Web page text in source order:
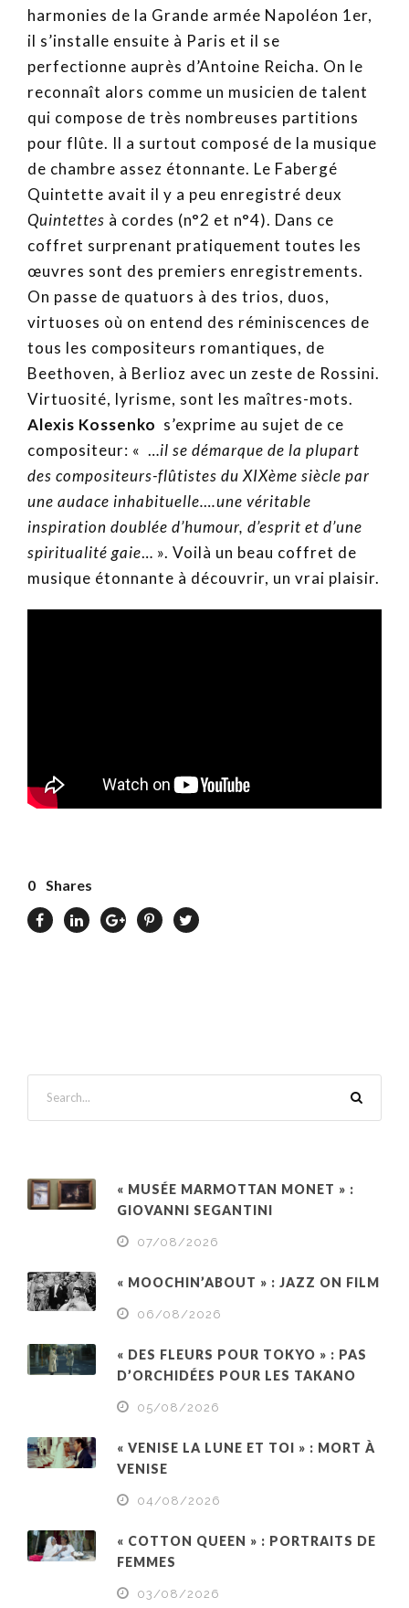
harmonies de la Grande armée Napoléon 1er,
il s’installe ensuite à Paris et il se
perfectionne auprès d’Antoine Reicha. On le
reconnaît alors comme un musicien de talent
qui compose de très nombreuses partitions
pour flûte. Il a surtout composé de la musique
de chambre assez étonnante. Le Fabergé
Quintette avait il y a peu enregistré deux
Quintettes à cordes (n°2 et n°4). Dans ce
coffret surprenant pratiquement toutes les
œuvres sont des premiers enregistrements.
On passe de quatuors à des trios, duos,
virtuoses où on entend des réminiscences de
tous les compositeurs romantiques, de
Beethoven, à Berlioz avec un zeste de Rossini.
Virtuosité, lyrisme, sont les maîtres-mots.
Alexis Kossenko s’exprime au sujet de ce
compositeur: « …il se démarque de la plupart
des compositeurs-flûtistes du XIXème siècle par
une audace inhabituelle….une véritable
inspiration doublée d’humour, d’esprit et d’une
spiritualité gaie… ». Voilà un beau coffret de
musique étonnante à découvrir, un vrai plaisir.
0 Shares
« MUSÉE MARMOTTAN MONET » :
GIOVANNI SEGANTINI
07/08/2026
« MOOCHIN’ABOUT » : JAZZ ON FILM
06/08/2026
« DES FLEURS POUR TOKYO » : PAS
D’ORCHIDÉES POUR LES TAKANO
05/08/2026
« VENISE LA LUNE ET TOI » : MORT À
VENISE
04/08/2026
« COTTON QUEEN » : PORTRAITS DE
FEMMES
03/08/2026